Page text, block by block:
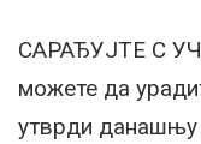
САРАЂУЈТЕ С
можете да
утврди данашњу